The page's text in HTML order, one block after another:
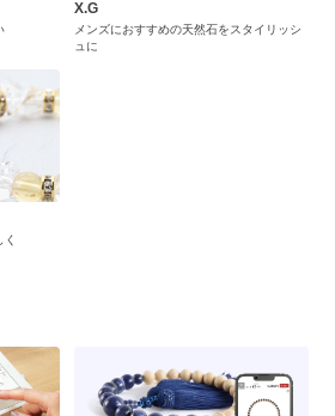
X.G
メンズにおすすめの天然石をスタイリッシ
ュに